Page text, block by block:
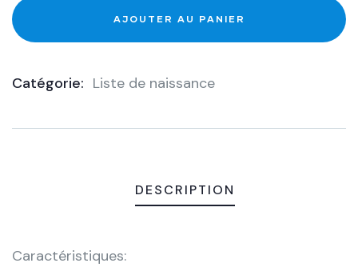
AJOUTER AU PANIER
Catégorie: Liste de naissance
DESCRIPTION
Caractéristiques: